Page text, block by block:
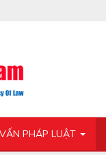
PHÁP LUẬT